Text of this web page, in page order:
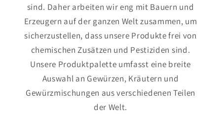
sind. Daher arbeiten wir eng mit Bauern und
Erzeugern auf der ganzen Welt zusammen, um
sicherzustellen, dass unsere Produkte frei von
chemischen Zusätzen und Pestiziden sind.
Unsere Produktpalette umfasst eine breite
Auswahl an Gewürzen, Kräutern und
Gewürzmischungen aus verschiedenen Teilen
der Welt.